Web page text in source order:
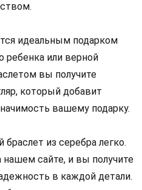
идеальным подарком
ребенка или верной
вы получите
который добавит
вашему подарку.
из серебра легко.
сайте, и вы получите
в каждой детали.